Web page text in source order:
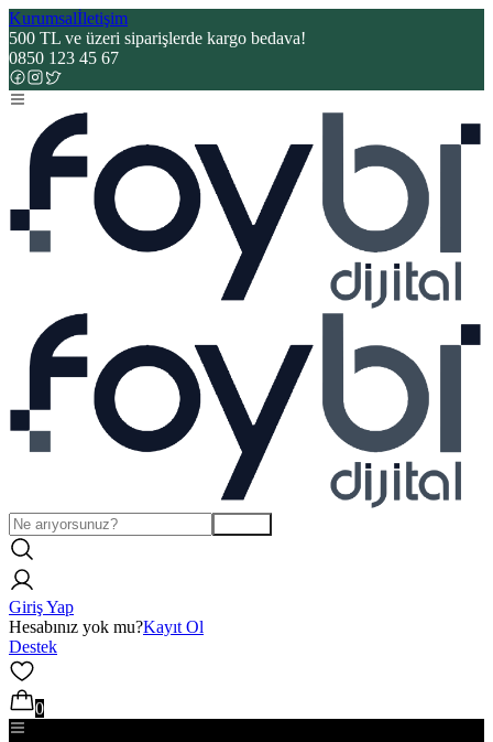
Kurumsalİletişim
500 TL ve üzeri siparişlerde kargo bedava!
0850 123 45 67
Giriş Yap
Hesabınız yok mu?Kayıt Ol
Destek
0